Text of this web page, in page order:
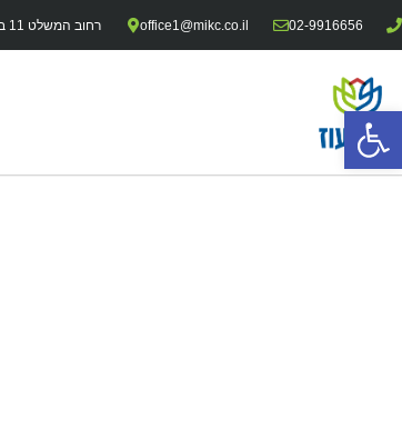
02-9916656
office1@mikc.co.il רחוב המשלט 11 בית שמש
פתח סרגל נגישות